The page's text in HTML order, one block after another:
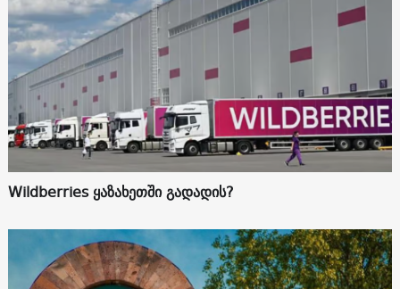
Wildberries ყაზახეთში გადადის?